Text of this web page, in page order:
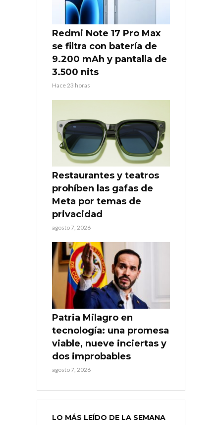
Redmi Note 17 Pro Max
se filtra con batería de
9.200 mAh y pantalla de
3.500 nits
Hace 23 horas
Restaurantes y teatros
prohíben las gafas de
Meta por temas de
privacidad
agosto 7, 2026
Patria Milagro en
tecnología: una promesa
viable, nueve inciertas y
dos improbables
agosto 7, 2026
LO MÁS LEÍDO DE LA SEMANA